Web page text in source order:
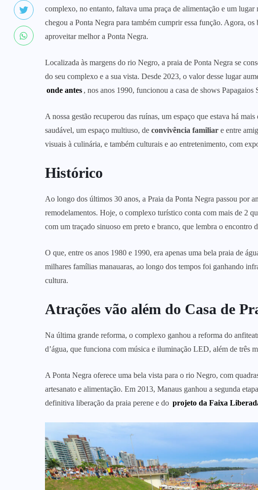
complexo, no entanto, faltava uma praça de alimentação e um lugar
chegou a Ponta Negra para também cumprir essa função. Agora,
aproveitar melhor a Ponta Negra.
Localizada às margens do rio Negro, a praia de Ponta Negra se
do seu complexo e a sua vista. Desde 2023, o valor desse lugar
onde antes , nos anos 1990, funcionou a casa de shows
A nossa gestão recuperou das ruínas, um espaço que estava há
saudável, um espaço multiuso, de convivência familiar e entre
visuais à culinária, e também culturais e ao entretenimento, com
Histórico
Ao longo dos últimos 30 anos, a Praia da Ponta Negra passou por
remodelamentos. Hoje, o complexo turístico conta com mais de 2
com um traçado sinuoso em preto e branco, que lembra o encontro
O que, entre os anos 1980 e 1990, era apenas uma bela praia de
milhares famílias manauaras, ao longo dos tempos foi ganhando
cultura.
Atrações vão além do Casa de
Na última grande reforma, o complexo ganhou a reforma do
d’água, que funciona com música e iluminação LED, além de três
A Ponta Negra oferece uma bela vista para o rio Negro, com
artesanato e alimentação. Em 2013, Manaus ganhou a segunda
definitiva liberação da praia perene e do projeto da Faixa